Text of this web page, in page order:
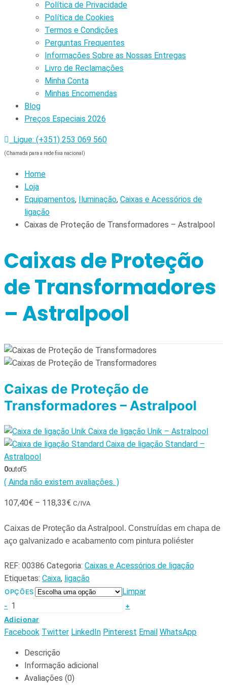
Política de Privacidade
Política de Cookies
Termos e Condições
Perguntas Frequentes
Informações Sobre as Nossas Entregas
Livro de Reclamações
Minha Conta
Minhas Encomendas
Blog
Preços Especiais 2026
Ligue: (+351) 253 069 560
(Chamada para a rede fixa nacional)
Home
Loja
Equipamentos, Iluminação, Caixas e Acessórios de
ligação
Caixas de Proteção de Transformadores – Astralpool
Caixas de Proteção
de Transformadores
– Astralpool
Caixas de Proteção de
Transformadores – Astralpool
Caixa de ligação Unik – Astralpool
Caixa de ligação Standard –
Astralpool
0out of 5
( Ainda não existem avaliações. )
107,40€ – 118,33€ C/IVA
Caixas de Proteção da Astralpool. Construídas em chapa de
aço galvanizado e acabamento com pintura poliéster
REF: 00386 Categoria: Caixas e Acessórios de ligação
Etiquetas: Caixa, ligação
OPÇÕES Limpar
-
+
Adicionar
Facebook Twitter LinkedIn Pinterest Email WhatsApp
Descrição
Informação adicional
Avaliações (0)